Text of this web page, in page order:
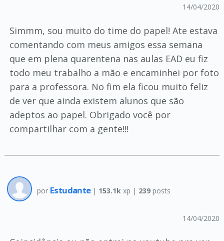
14/04/2020
Simmm, sou muito do time do papel! Ate estava
comentando com meus amigos essa semana
que em plena quarentena nas aulas EAD eu fiz
todo meu trabalho a mão e encaminhei por foto
para a professora. No fim ela ficou muito feliz
de ver que ainda existem alunos que são
adeptos ao papel. Obrigado você por
compartilhar com a gente!!!
por Estudante | 153.1k xp | 239posts
14/04/2020